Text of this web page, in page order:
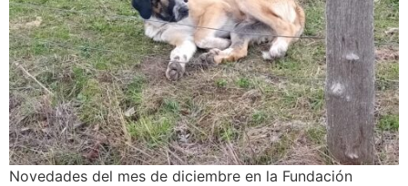
Novedades del mes de diciembre en la Fundación